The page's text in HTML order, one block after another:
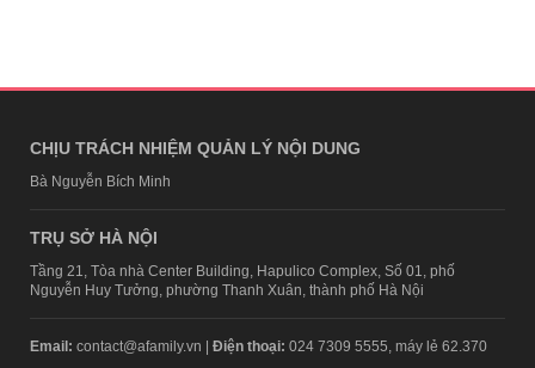
CHỊU TRÁCH NHIỆM QUẢN LÝ NỘI DUNG
Bà Nguyễn Bích Minh
TRỤ SỞ HÀ NỘI
Tầng 21, Tòa nhà Center Building, Hapulico Complex, Số 01, phố
Nguyễn Huy Tưởng, phường Thanh Xuân, thành phố Hà Nội
Email: contact@afamily.vn | Điện thoại: 024 7309 5555, máy lẻ 62.370